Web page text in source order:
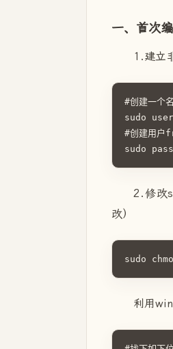
一、首次
1.建立
#创建一个
sudo
#创建用户
sudo
2.修改
改）
sudo
利用